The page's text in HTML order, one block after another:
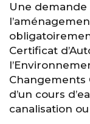
Une demande
Certificat
Changements
d’un cours
canalisation